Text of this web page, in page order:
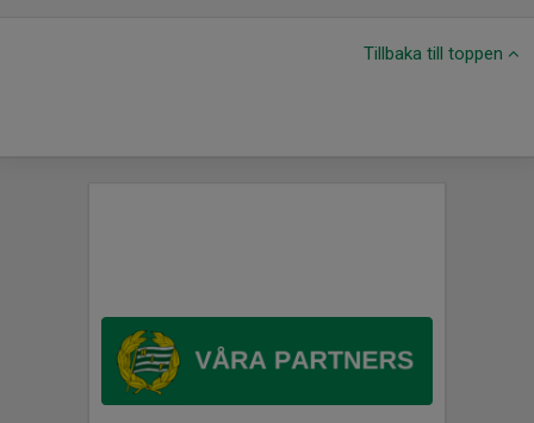
Tillbaka till toppen